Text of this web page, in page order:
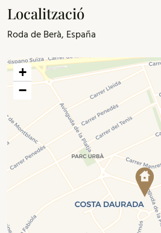
Localització
Roda de Berà, España
+
−